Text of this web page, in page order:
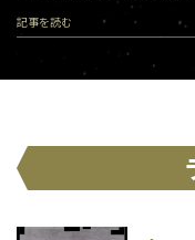
記事を読む